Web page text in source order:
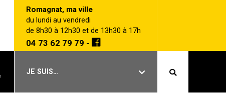
Romagnat, ma ville
du lundi au vendredi
de 8h30 à 12h30 et de 13h30 à 17h
04 73 62 79 79 -
JE SUIS…